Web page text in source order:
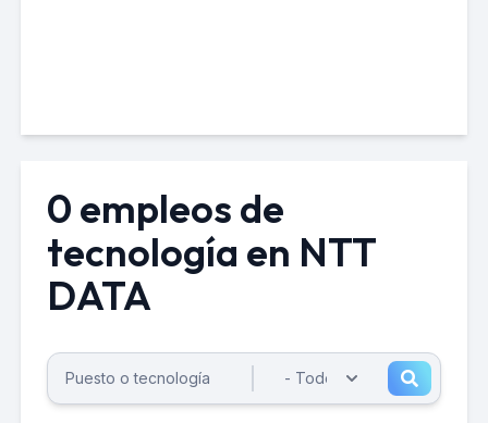
0 empleos de
tecnología en NTT
DATA